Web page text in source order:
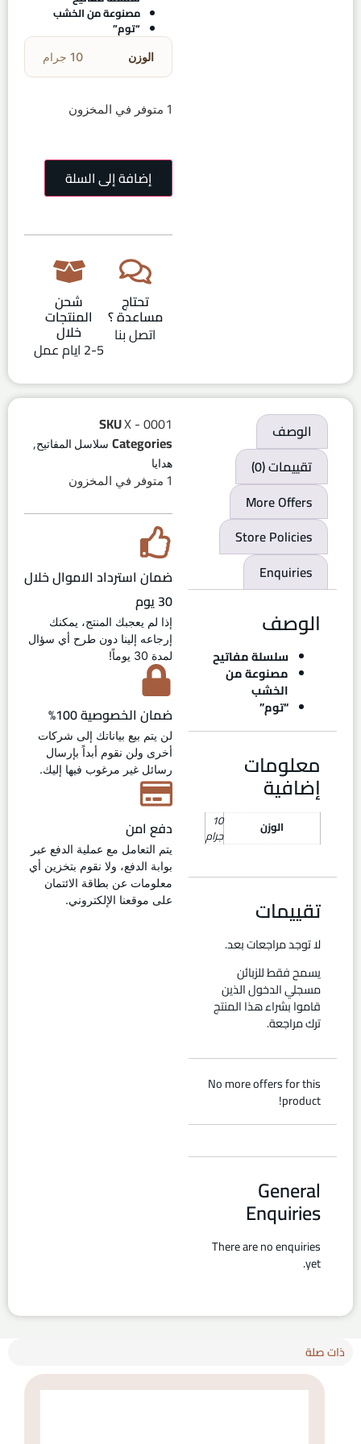
مصنوعة من الخشب
“توم”
الوزن 10 جرام
1 متوفر في المخزون
إضافة إلى السلة
تحتاج
مساعدة ؟
اتصل بنا
شحن
المنتجات
خلال
2-5 ايام عمل
الوصف
تقييمات (0)
More Offers
Store Policies
Enquiries
الوصف
سلسلة مفاتيح
مصنوعة من
الخشب
“توم”
معلومات
إضافية
الوزن 10
جرام
تقييمات
لا توجد مراجعات بعد.
يسمح فقط للزبائن
مسجلي الدخول الذين
قاموا بشراء هذا المنتج
ترك مراجعة.
No more offers for this
product!
General
Enquiries
There are no enquiries
yet.
SKUX - 0001
Categories سلاسل المفاتيح,
هدايا
1 متوفر في المخزون
ضمان استرداد الاموال خلال
30 يوم
إذا لم يعجبك المنتج، يمكنك
إرجاعه إلينا دون طرح أي سؤال
لمدة 30 يوماً!
ضمان الخصوصية 100%
لن يتم بيع بياناتك إلى شركات
أخرى ولن نقوم أبداً بإرسال
رسائل غير مرغوب فيها إليك.
دفع امن
يتم التعامل مع عملية الدفع عبر
بوابة الدفع، ولا نقوم بتخزين أي
معلومات عن بطاقة الائتمان
على موقعنا الإلكتروني.
ذات صلة